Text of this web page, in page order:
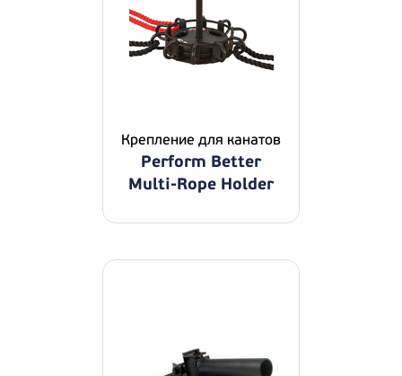
Крепление для канатов
Perform Better
Multi-Rope Holder